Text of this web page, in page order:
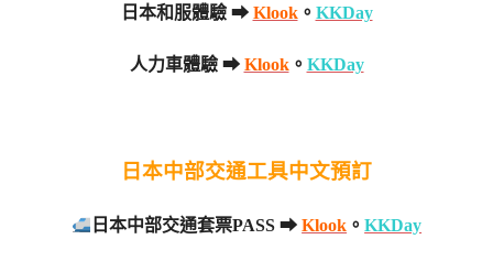
日本和服體驗 ➡ Klook。 KKDay
人力車體驗 ➡ Klook。 KKDay
日本中部交通工具中文預訂
日本中部交通套票PASS ➡Klook 。KKDay